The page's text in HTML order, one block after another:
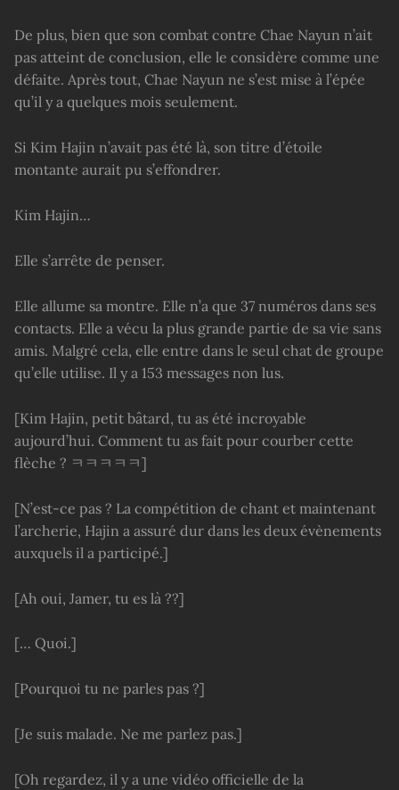
De plus, bien que son combat contre Chae Nayun n’ait
pas atteint de conclusion, elle le considère comme une
défaite. Après tout, Chae Nayun ne s’est mise à l’épée
qu’il y a quelques mois seulement.
Si Kim Hajin n’avait pas été là, son titre d’étoile
montante aurait pu s’effondrer.
Kim Hajin…
Elle s’arrête de penser.
Elle allume sa montre. Elle n’a que 37 numéros dans ses
contacts. Elle a vécu la plus grande partie de sa vie sans
amis. Malgré cela, elle entre dans le seul chat de groupe
qu’elle utilise. Il y a 153 messages non lus.
[Kim Hajin, petit bâtard, tu as été incroyable
aujourd’hui. Comment tu as fait pour courber cette
flèche ? ㅋㅋㅋㅋㅋ]
[N’est-ce pas ? La compétition de chant et maintenant
l’archerie, Hajin a assuré dur dans les deux évènements
auxquels il a participé.]
[Ah oui, Jamer, tu es là ??]
[… Quoi.]
[Pourquoi tu ne parles pas ?]
[Je suis malade. Ne me parlez pas.]
[Oh regardez, il y a une vidéo officielle de la